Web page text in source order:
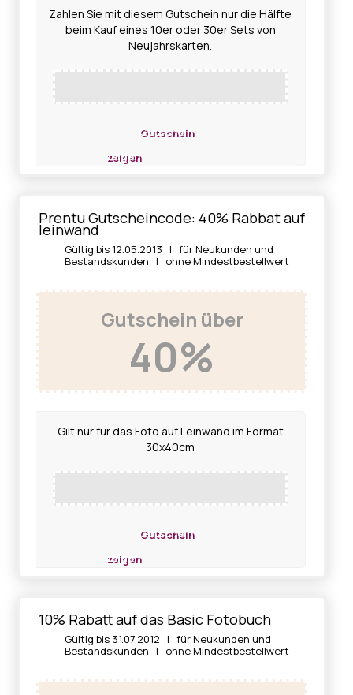
Zahlen Sie mit diesem Gutschein nur die Hälfte
beim Kauf eines 10er oder 30er Sets von
Neujahrskarten.
Gutschein
zeigen
Prentu Gutscheincode: 40% Rabbat auf
leinwand
Gültig bis 12.05.2013 | für Neukunden und
Bestandskunden | ohne Mindestbestellwert
Gutschein über
40%
Gilt nur für das Foto auf Leinwand im Format
30x40cm
Gutschein
zeigen
10% Rabatt auf das Basic Fotobuch
Gültig bis 31.07.2012 | für Neukunden und
Bestandskunden | ohne Mindestbestellwert